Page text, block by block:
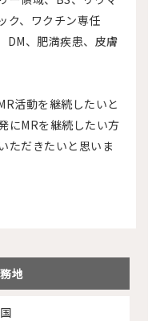
ク、ワクチン専任
DM、肥満疾患、皮膚
活動を継続したいと
にMRを継続したい方
ただきたいと思いま
地